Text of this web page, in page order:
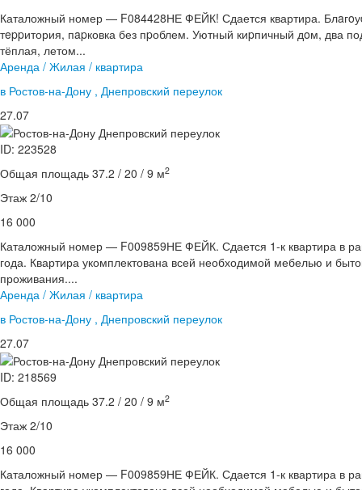
Каталожный номер — F084428НЕ ФЕЙК! Сдается квартира.
тeppитория, пapковка без пpоблем. Уютный киpпичный дoм, два
тёплая, летом...
Аренда / Жилая / квартира
в Ростов-на-Дону , Днепровский переулок
27.07
ID: 223528
Общая площадь 37.2 / 20 / 9 м2
Этаж 2/10
16 000
Каталожный номер — F009859НЕ ФЕЙК. Сдается 1-к квартира в
года. Квартира укомплектована всей необходимой мебелью и
проживания....
Аренда / Жилая / квартира
в Ростов-на-Дону , Днепровский переулок
27.07
ID: 218569
Общая площадь 37.2 / 20 / 9 м2
Этаж 2/10
16 000
Каталожный номер — F009859НЕ ФЕЙК. Сдается 1-к квартира в